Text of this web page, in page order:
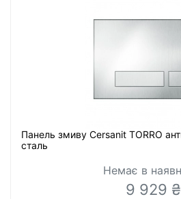
Панель змиву Cersanit TORRO
сталь
Немає в
9 929 ₴